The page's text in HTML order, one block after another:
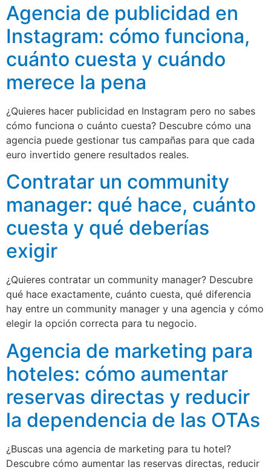
Agencia de publicidad en
Instagram: cómo funciona,
cuánto cuesta y cuándo
merece la pena
¿Quieres hacer publicidad en Instagram pero no sabes
cómo funciona o cuánto cuesta? Descubre cómo una
agencia puede gestionar tus campañas para que cada
euro invertido genere resultados reales.
Contratar un community
manager: qué hace, cuánto
cuesta y qué deberías
exigir
¿Quieres contratar un community manager? Descubre
qué hace exactamente, cuánto cuesta, qué diferencia
hay entre un community manager y una agencia y cómo
elegir la opción correcta para tu negocio.
Agencia de marketing para
hoteles: cómo aumentar
reservas directas y reducir
la dependencia de las OTAs
¿Buscas una agencia de marketing para tu hotel?
Descubre cómo aumentar las reservas directas, reducir